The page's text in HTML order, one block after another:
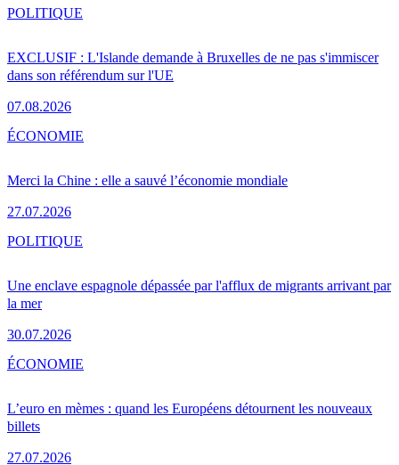
EXCLUSIF : L'Islande demande à Bruxelles de ne pas s'immiscer
dans son référendum sur l'UE
07.08.2026
POLITIQUE
Merci la Chine : elle a sauvé l’économie mondiale
27.07.2026
ÉCONOMIE
Une enclave espagnole dépassée par l'afflux de migrants arrivant par
la mer
30.07.2026
POLITIQUE
L’euro en mèmes : quand les Européens détournent les nouveaux
billets
27.07.2026
ÉCONOMIE